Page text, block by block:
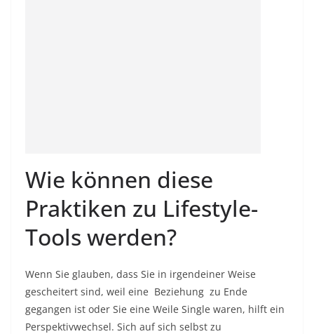
Wie können diese
Praktiken zu Lifestyle-
Tools werden?
Wenn Sie glauben, dass Sie in irgendeiner Weise
gescheitert sind, weil eine Beziehung zu Ende
gegangen ist oder Sie eine Weile Single waren, hilft ein
Perspektivwechsel. Sich auf sich selbst zu